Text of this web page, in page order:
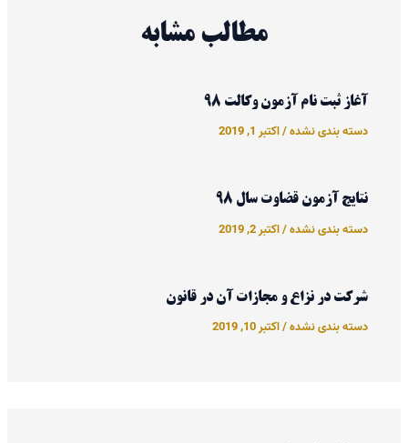
مطالب مشابه
آغاز ثبت نام آزمون وکالت 98
دسته بندی نشده/اکتبر 1, 2019
نتایج آزمون قضاوت سال 98
دسته بندی نشده/اکتبر 2, 2019
شرکت در نزاع و مجازات آن در قانون
دسته بندی نشده/اکتبر 10, 2019